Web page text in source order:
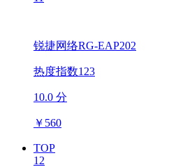
锐捷网络RG-EAP202
热度指数123
10.0 分
￥ 560
TOP
12